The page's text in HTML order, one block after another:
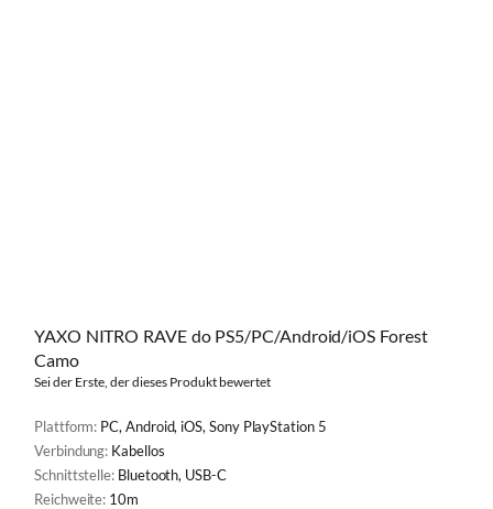
YAXO NITRO RAVE do PS5/PC/Android/iOS Forest
Camo
Sei der Erste, der dieses Produkt bewertet
Plattform: PC, Android, iOS, Sony PlayStation 5
Verbindung: Kabellos
Schnittstelle: Bluetooth, USB-C
Reichweite: 10m